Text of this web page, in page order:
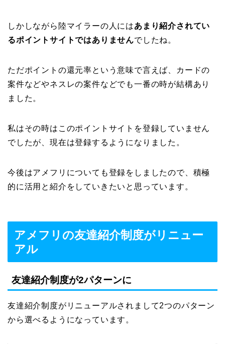
しかしながら陸マイラーの人にはあまり紹介されてい
るポイントサイトではありませんでしたね。
ただポイントの還元率という意味で言えば、カードの
案件などやネスレの案件などでも一番の時が結構あり
ました。
私はその時はこのポイントサイトを登録していません
でしたが、現在は登録するようになりました。
今後はアメフリについても登録をしましたので、積極
的に活用と紹介をしていきたいと思っています。
アメフリの友達紹介制度がリニュー
アル
友達紹介制度が2パターンに
友達紹介制度がリニューアルされまして2つのパターン
から選べるようになっています。